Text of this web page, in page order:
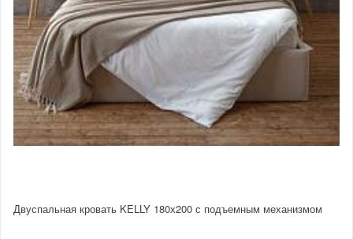
Двуспальная кровать KELLY 180х200 с подъемным механизмом